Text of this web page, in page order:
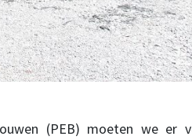
(PEB) moeten we er